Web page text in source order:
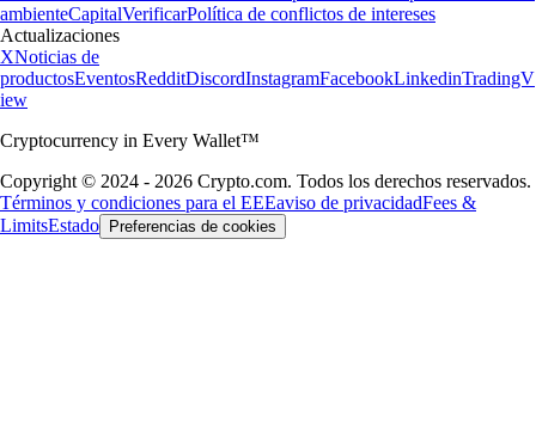
ambienteCapitalVerificarPolítica de conflictos de intereses
Actualizaciones
XNoticias de
productosEventosRedditDiscordInstagramFacebookLinkedinTradingV
iew
Cryptocurrency in Every Wallet™
Copyright © 2024 - 2026 Crypto.com. Todos los derechos reservados.
Términos y condiciones para el EEEaviso de privacidadFees &
LimitsEstado Preferencias de cookies